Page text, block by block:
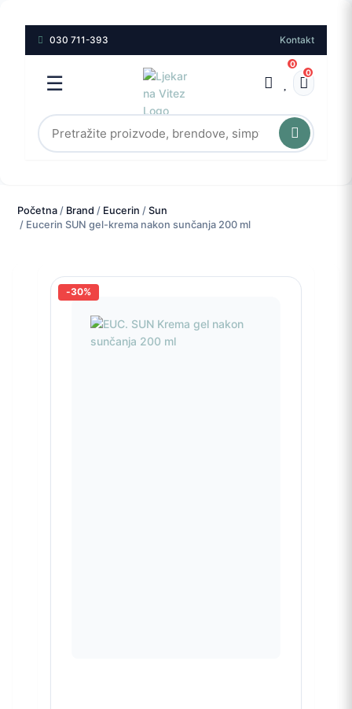
030 711-393 Kontakt
☰
0
0
Početna/ Brand / Eucerin / Sun
/ Eucerin SUN gel-krema nakon sunčanja 200 ml
-30%